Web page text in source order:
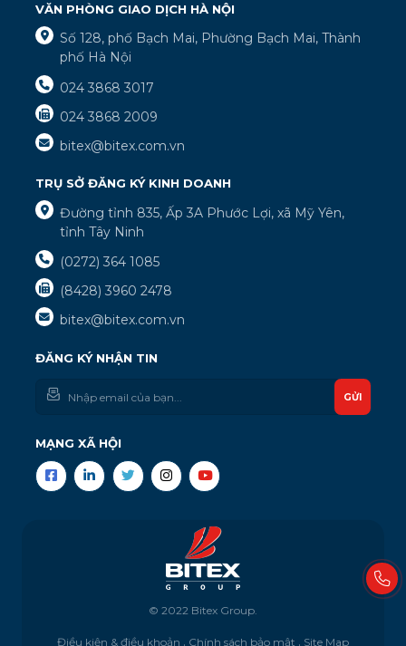
VĂN PHÒNG GIAO DỊCH HÀ NỘI
Số 128, phố Bạch Mai, Phường Bạch Mai, Thành
phố Hà Nội
024 3868 3017
024 3868 2009
bitex@bitex.com.vn
TRỤ SỞ ĐĂNG KÝ KINH DOANH
Đường tỉnh 835, Ấp 3A Phước Lợi, xã Mỹ Yên,
tỉnh Tây Ninh
(0272) 364 1085
(8428) 3960 2478
bitex@bitex.com.vn
ĐĂNG KÝ NHẬN TIN
GỬI
MẠNG XÃ HỘI
© 2022 Bitex Group.
Điều kiện & điều khoản Chính sách bảo mật Site Map